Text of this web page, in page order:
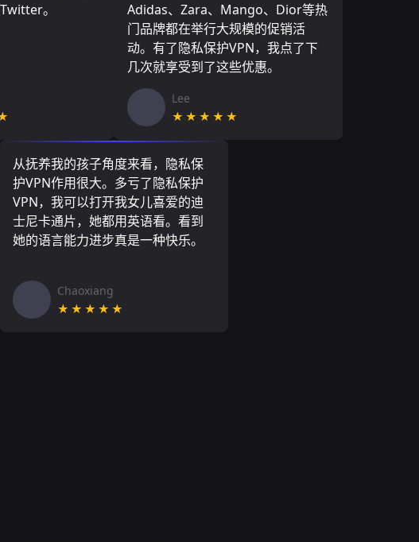
。
Adidas、Zara、Mango、Dior等热
门品牌都在举行大规模的促销活
动。有了隐私保护VPN，我点了下
几次就享受到了这些优惠。
Lee
★★★★★
从抚养我的孩子角度来看，隐私保
护VPN作用很大。多亏了隐私保护
VPN，我可以打开我女儿喜爱的迪
士尼卡通片，她都用英语看。看到
她的语言能力进步真是一种快乐。
Chaoxiang
★★★★★